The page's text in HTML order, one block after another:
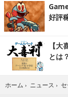
好評
【
とは
ホーム › ニュース ›